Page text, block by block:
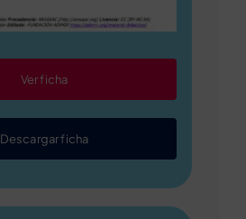
Ver ficha
Descargar ficha